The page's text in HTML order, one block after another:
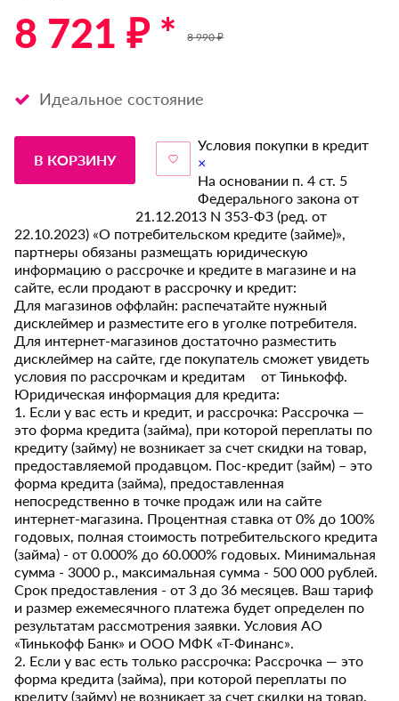
8 721 ₽ * 8 990 ₽
Идеальное состояние
В КОРЗИНУ
Условия покупки в кредит
×
На основании п. 4 ст. 5
Федерального закона от
21.12.2013 N 353-ФЗ (ред. от
22.10.2023) «О потребительском кредите (займе)»,
партнеры обязаны размещать юридическую
информацию о рассрочке и кредите в магазине и на
сайте, если продают в рассрочку и кредит:
Для магазинов оффлайн: распечатайте нужный
дисклеймер и разместите его в уголке потребителя.
Для интернет-магазинов достаточно разместить
дисклеймер на сайте, где покупатель сможет увидеть
условия по рассрочкам и кредитам от Тинькофф.
Юридическая информация для кредита:
1. Если у вас есть и кредит, и рассрочка: Рассрочка —
это форма кредита (займа), при которой переплаты по
кредиту (займу) не возникает за счет скидки на товар,
предоставляемой продавцом. Пос-кредит (займ) – это
форма кредита (займа), предоставленная
непосредственно в точке продаж или на сайте
интернет-магазина. Процентная ставка от 0% до 100%
годовых, полная стоимость потребительского кредита
(займа) - от 0.000% до 60.000% годовых. Минимальная
сумма - 3000 р., максимальная сумма - 500 000 рублей.
Срок предоставления - от 3 до 36 месяцев. Ваш тариф
и размер ежемесячного платежа будет определен по
результатам рассмотрения заявки. Условия АО
«Тинькофф Банк» и ООО МФК «Т-Финанс».
2. Если у вас есть только рассрочка: Рассрочка — это
форма кредита (займа), при которой переплаты по
кредиту (займу) не возникает за счет скидки на товар,